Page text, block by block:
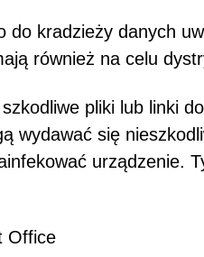
do kradzieży danych
również na celu
pliki lub linki
wydawać się
urządzenie.
Office